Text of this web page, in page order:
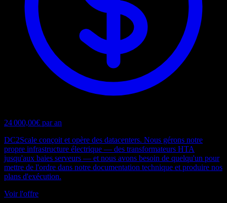
24 000,00€ par an
DC2Scale conçoit et opère des datacenters. Nous gérons notre
propre infrastructure électrique — des transformateurs HTA
jusqu'aux baies serveurs — et nous avons besoin de quelqu'un pour
mettre de l'ordre dans notre documentation technique et produire nos
plans d'exécution.
Voir l'offre